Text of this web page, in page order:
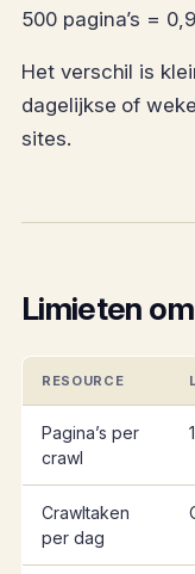
500 pagina’s =
Het verschil is
dagelijkse of
sites.
Limieten
RESOURCE
Pagina’s per
crawl
Crawltaken
per dag